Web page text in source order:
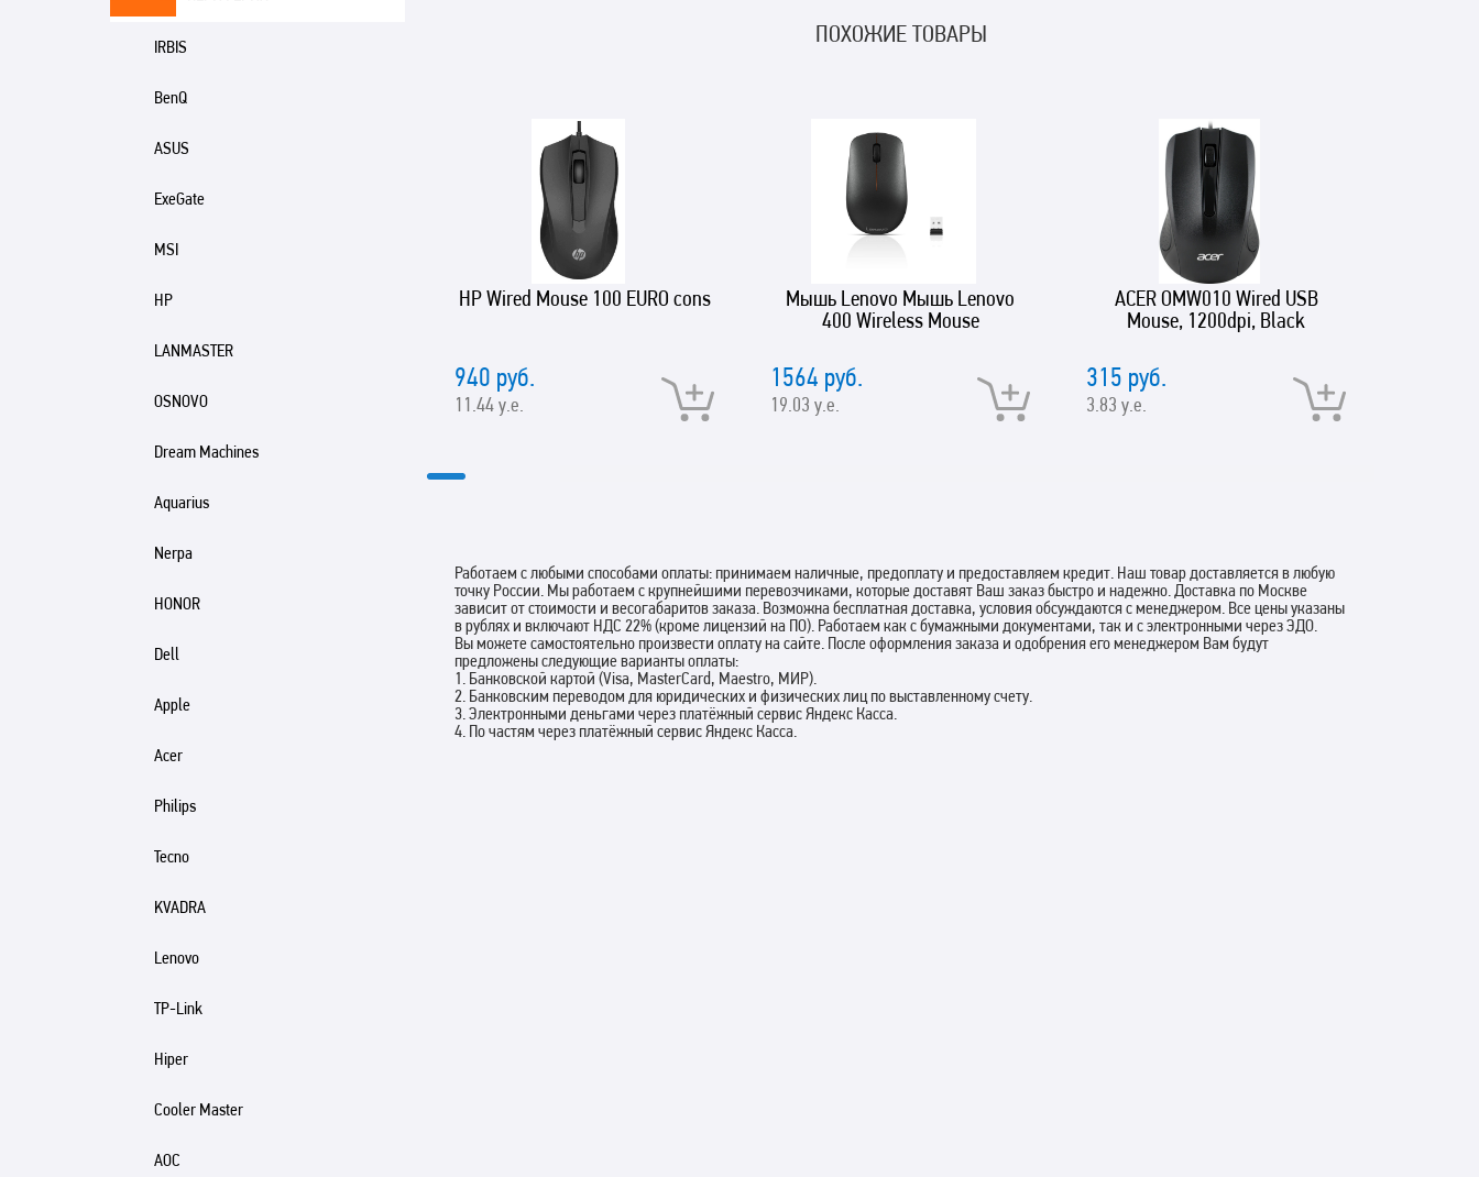
IRBIS
BenQ
ASUS
ExeGate
MSI
HP
LANMASTER
OSNOVO
Dream Machines
Aquarius
Nerpa
HONOR
Dell
Apple
Acer
Philips
Tecno
KVADRA
Lenovo
TP-Link
Hiper
Cooler Master
AOC
ПОХОЖИЕ ТОВАРЫ
HP Wired Mouse 100 EURO cons
940 руб.
11.44 у.е.
Мышь Lenovo Мышь Lenovo
400 Wireless Mouse
1564 руб.
19.03 у.е.
ACER OMW010 Wired USB
Mouse, 1200dpi, Black
315 руб.
3.83 у.е.
Работаем с любыми способами оплаты: принимаем наличные, предоплату и предоставляем кредит. Наш товар доставляется в любую
точку России. Мы работаем с крупнейшими перевозчиками, которые доставят Ваш заказ быстро и надежно. Доставка по Москве
зависит от стоимости и весогабаритов заказа. Возможна бесплатная доставка, условия обсуждаются с менеджером. Все цены указаны
в рублях и включают НДС 22% (кроме лицензий на ПО). Работаем как с бумажными документами, так и с электронными через ЭДО.
Вы можете самостоятельно произвести оплату на сайте. После оформления заказа и одобрения его менеджером Вам будут
предложены следующие варианты оплаты:
1. Банковской картой (Visa, MasterCard, Maestro, МИР).
2. Банковским переводом для юридических и физических лиц по выставленному счету.
3. Электронными деньгами через платёжный сервис Яндекс Касса.
4. По частям через платёжный сервис Яндекс Касса.